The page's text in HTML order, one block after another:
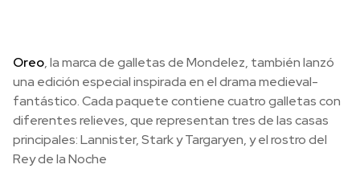
Oreo, la marca de galletas de Mondelez, también lanzó
una edición especial inspirada en el drama medieval-
fantástico. Cada paquete contiene cuatro galletas con
diferentes relieves, que representan tres de las casas
principales: Lannister, Stark y Targaryen, y el rostro del
Rey de la Noche